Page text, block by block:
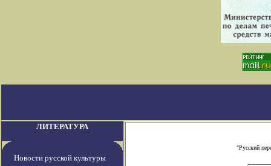
ЛИТЕРАТУРА
Новости русской культуры
"Русский